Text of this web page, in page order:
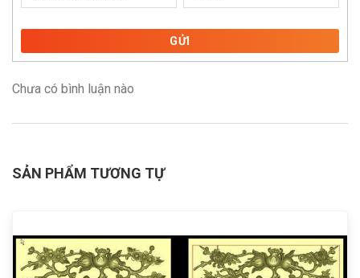
GỬI
Chưa có bình luận nào
SẢN PHẨM TƯƠNG TỰ